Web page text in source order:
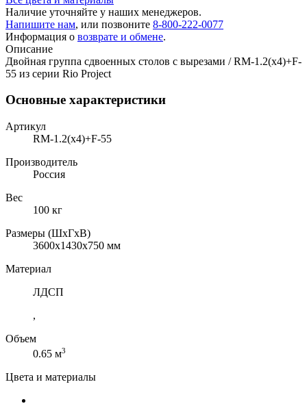
Наличие уточняйте у наших менеджеров.
Напишите нам, или позвоните 8-800-222-0077
Информация о возврате и обмене.
Описание
Двойная группа сдвоенных столов с вырезами / RM-1.2(x4)+F-
55 из серии Rio Project
Основные характеристики
Артикул
RM-1.2(x4)+F-55
Производитель
Россия
Вес
100 кг
Размеры (ШхГхВ)
3600x1430x750 мм
Материал
ЛДСП
,
Объем
0.65 м3
Цвета и материалы